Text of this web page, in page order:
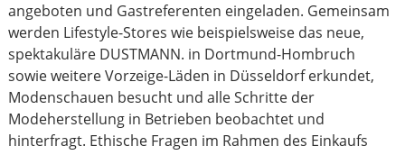
angeboten und Gastreferenten eingeladen. Gemeinsam
werden Lifestyle-Stores wie beispielsweise das neue,
spektakuläre DUSTMANN. in Dortmund-Hombruch
sowie weitere Vorzeige-Läden in Düsseldorf erkundet,
Modenschauen besucht und alle Schritte der
Modeherstellung in Betrieben beobachtet und
hinterfragt. Ethische Fragen im Rahmen des Einkaufs